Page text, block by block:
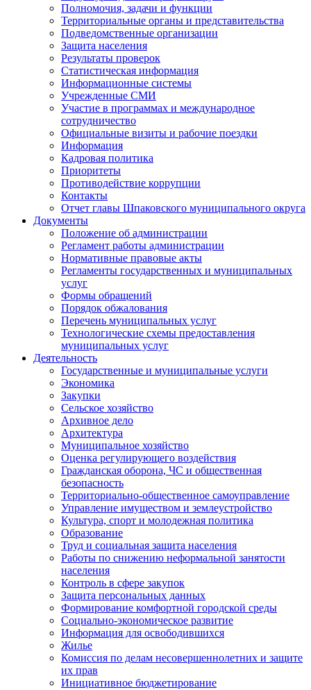
Полномочия, задачи и функции
Территориальные органы и представительства
Подведомственные организации
Защита населения
Результаты проверок
Статистическая информация
Информационные системы
Учрежденные СМИ
Участие в программах и международное
сотрудничество
Официальные визиты и рабочие поездки
Информация
Кадровая политика
Приоритеты
Противодействие коррупции
Контакты
Отчет главы Шпаковского муниципального округа
Документы
Положение об администрации
Регламент работы администрации
Нормативные правовые акты
Регламенты государственных и муниципальных
услуг
Формы обращений
Порядок обжалования
Перечень муниципальных услуг
Технологические схемы предоставления
муниципальных услуг
Деятельность
Государственные и муниципальные услуги
Экономика
Закупки
Сельское хозяйство
Архивное дело
Архитектура
Муниципальное хозяйство
Оценка регулирующего воздействия
Гражданская оборона, ЧС и общественная
безопасность
Территориально-общественное самоуправление
Управление имуществом и землеустройство
Культура, спорт и молодежная политика
Образование
Труд и социальная защита населения
Работы по снижению неформальной занятости
населения
Контроль в сфере закупок
Защита персональных данных
Формирование комфортной городской среды
Социально-экономическое развитие
Информация для освободившихся
Жилье
Комиссия по делам несовершеннолетних и защите
их прав
Инициативное бюджетирование